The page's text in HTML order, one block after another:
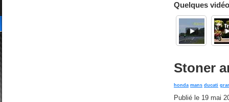
Quelques
Stoner
honda mans ducati
Publié le 19 mai